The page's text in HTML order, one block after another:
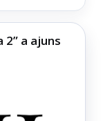
2” a ajuns